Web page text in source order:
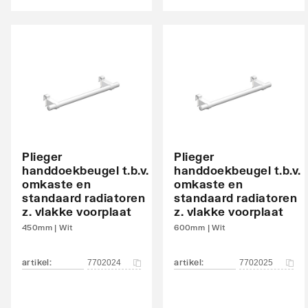
rechts/onderzijde rechts
Aansluitcombi MO
Aansluitcombi MB
middenboven/middenboven
Draadmaat (inch) 1/2"
Draadaansluiting
Geschikt voor vochtige ruimte Nee
Plieger
handdoekbeugel t.b.v.
omkaste en
standaard radiatoren
z. vlakke voorplaat
450mm | Wit
artikel: 7702024
Plieger
handdoekbeugel t.b.v.
omkaste en
standaard radiatoren
z. vlakke voorplaat
600mm | Wit
artikel: 7702025